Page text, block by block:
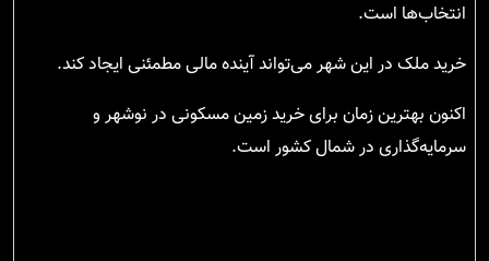
انتخاب‌ها است.
خرید ملک در این شهر می‌تواند آینده مالی مطمئنی ایجاد کند.
اکنون بهترین زمان برای خرید زمین مسکونی در نوشهر و
سرمایه‌گذاری در شمال کشور است.